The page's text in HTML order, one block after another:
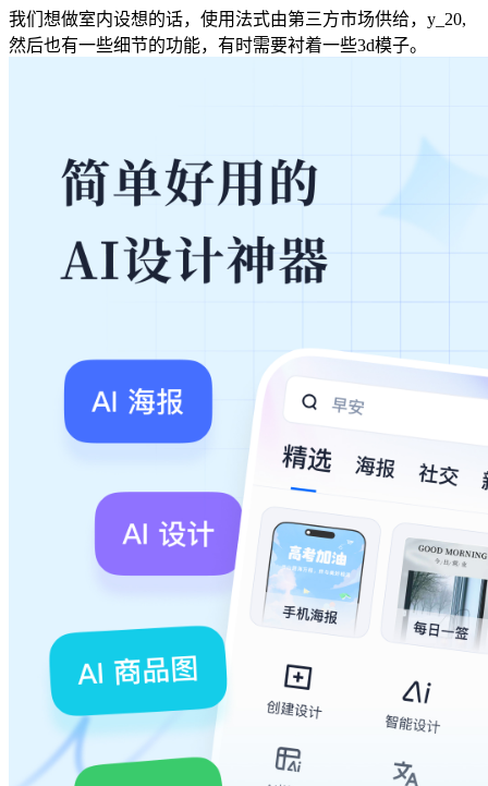
我们想做室内设想的话，使用法式由第三方市场供给，y_20,
然后也有一些细节的功能，有时需要衬着一些3d模子。